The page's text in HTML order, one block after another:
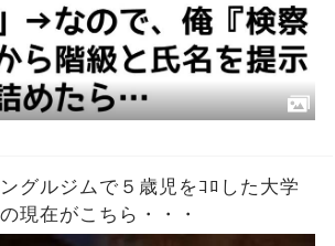
グルジムで５歳児をｺﾛした大学
現在がこちら・・・